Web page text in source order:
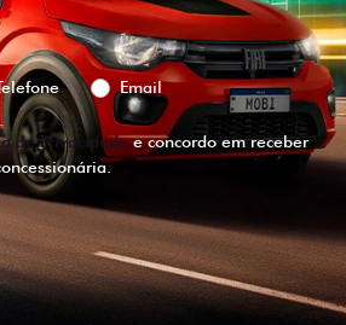
Email
de Privacidadee concordo em receber
EM CONTATO